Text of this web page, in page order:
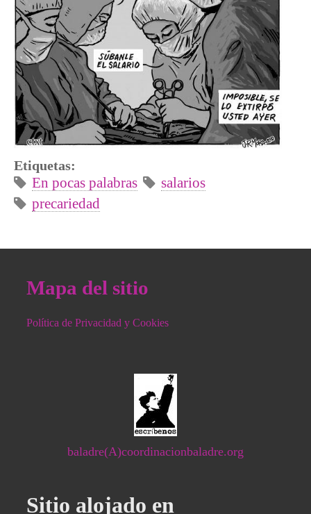
Etiquetas:
En pocas palabras
salarios
precariedad
Mapa del sitio
Política de Privacidad y Cookies
baladre(A)coordinacionbaladre.org
Sitio alojado en